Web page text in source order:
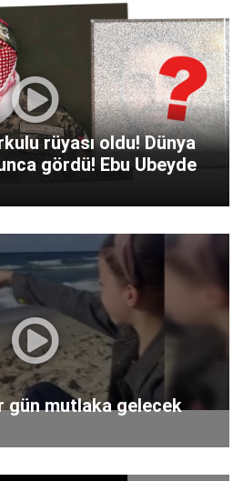
rüyası oldu! Dünya
gördü! Ebu Ubeyde
gün mutlaka gelecek